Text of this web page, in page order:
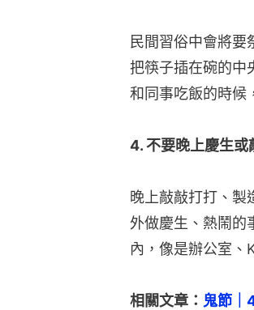
民間習俗中會將要
把筷子插在碗的中
和同事吃飯的時候
4. 不要晚上慶生或
晚上敲敲打打、製
外做慶生、熱鬧的
內，像是辦公室、
相關文章： 鬼節｜